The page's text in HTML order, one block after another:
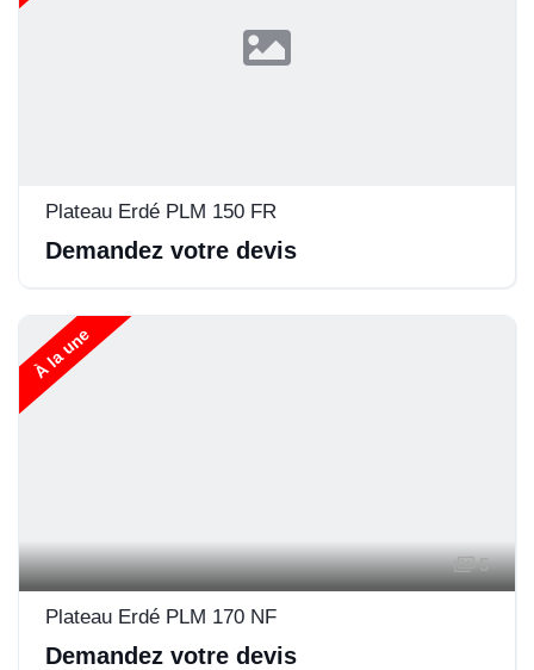
Plateau Erdé PLM 150 FR
Demandez votre devis
À la une
5
Plateau Erdé PLM 170 NF
Demandez votre devis